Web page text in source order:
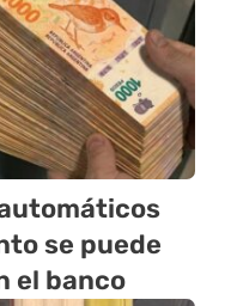
se puede
el banco